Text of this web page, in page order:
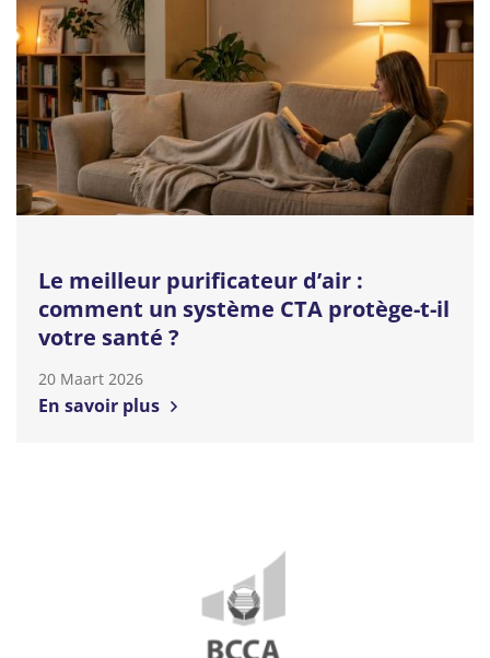
Le meilleur purificateur d’air :
comment un système CTA protège-t-il
votre santé ?
20 Maart 2026
En savoir plus